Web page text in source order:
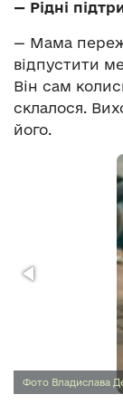
— Рідні
— Мама
відпустити
Він сам
склалося.
його.
Фото Владислава